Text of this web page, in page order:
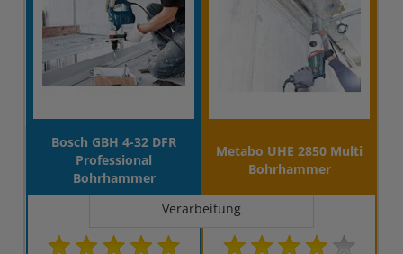
Bosch GBH 4-32 DFR
Professional
Bohrhammer
Metabo UHE 2850 Multi
Bohrhammer
Verarbeitung